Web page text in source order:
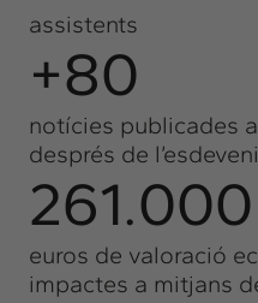
assistents
+80
notícies publicades
després de
261.000
euros de valoració
impactes a mitjans